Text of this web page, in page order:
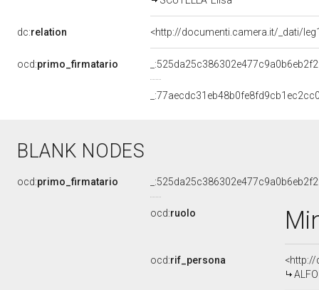
dc:relation <http://documenti.camera.it/_dati/
ocd:primo_firmatario
BLANK NODES
ocd:primo_firmatario
ocd:ruolo
ocd:rif_persona